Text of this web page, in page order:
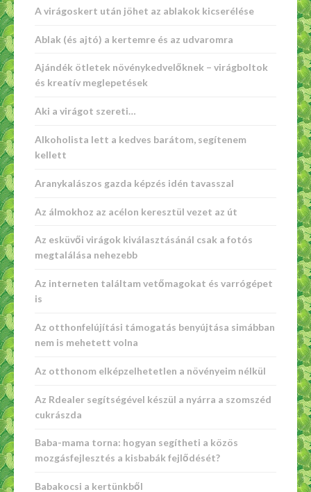
A virágoskert után jöhet az ablakok kicserélése
Ablak (és ajtó) a kertemre és az udvaromra
Ajándék ötletek növénykedvelőknek – virágboltok
és kreatív meglepetések
Aki a virágot szereti…
Alkoholista lett a kedves barátom, segítenem
kellett
Aranykalászos gazda képzés idén tavasszal
Az álmokhoz az acélon keresztül vezet az út
Az esküvői virágok kiválasztásánál csak a fotós
megtalálása nehezebb
Az interneten találtam vetőmagokat és varrógépet
is
Az otthonfelújítási támogatás benyújtása simábban
nem is mehetett volna
Az otthonom elképzelhetetlen a növényeim nélkül
Az Rdealer segítségével készül a nyárra a szomszéd
cukrászda
Baba-mama torna: hogyan segítheti a közös
mozgásfejlesztés a kisbabák fejlődését?
Babakocsi a kertünkből